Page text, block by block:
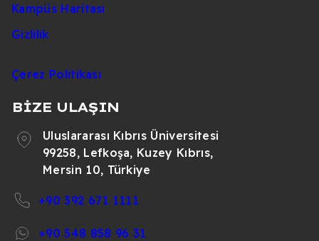
Kampüs Haritası
Gizlilik
Çerez Politikası
BİZE ULAŞIN
Uluslararası Kıbrıs Üniversitesi
99258, Lefkoşa, Kuzey Kıbrıs,
Mersin 10, Türkiye
+90 392 671 1111
+90 548 858 96 31